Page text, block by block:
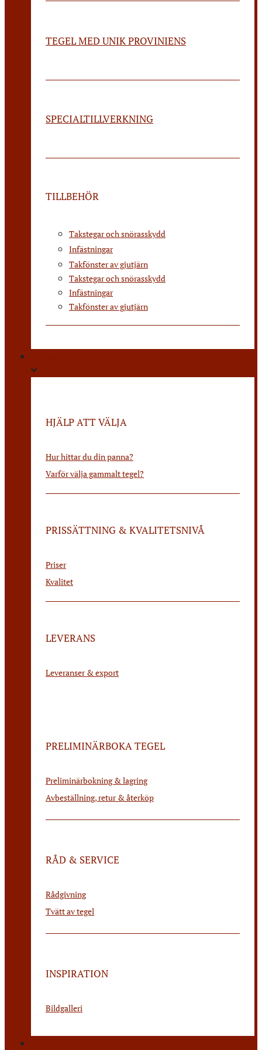
TEGEL MED UNIK PROVINIENS
SPECIALTILLVERKNING
TILLBEHÖR
Takstegar och snörasskydd
Infästningar
Takfönster av gjutjärn
Takstegar och snörasskydd
Infästningar
Takfönster av gjutjärn
HJÄLP ATT VÄLJA
Hur hittar du din panna?
Varför välja gammalt tegel?
PRISSÄTTNING & KVALITETSNIVÅ
Priser
Kvalitet
LEVERANS
Leveranser & export
PRELIMINÄRBOKA TEGEL
Preliminärbokning & lagring
Avbeställning, retur & återköp
RÅD & SERVICE
Rådgivning
Tvätt av tegel
INSPIRATION
Bildgalleri